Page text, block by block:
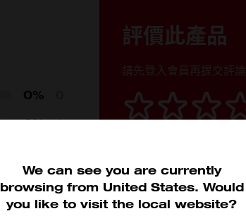
We can see you are currently
browsing from United States. Would
you like to visit the local website?
掛勾: 63; 底座: 89
102
6.8
0%
0% 0
0%
0% 0
評價此產品
請先登入會員再提交評論